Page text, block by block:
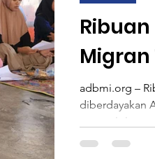
ADBMI
adbmi.org –
diberdayakan
mengelola